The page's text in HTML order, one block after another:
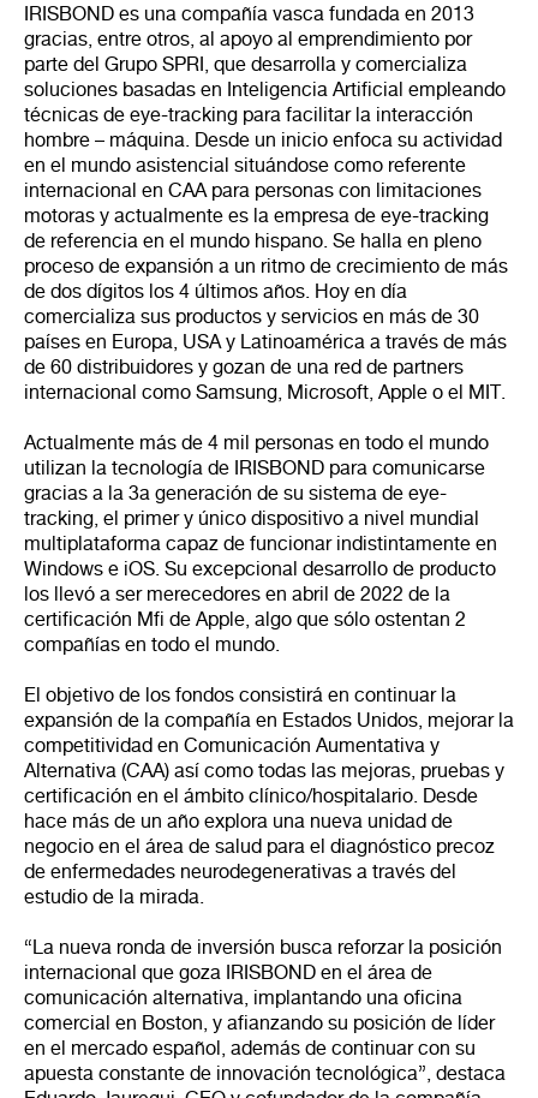
IRISBOND es una compañía vasca fundada en 2013
gracias, entre otros, al apoyo al emprendimiento por
parte del Grupo SPRI, que desarrolla y comercializa
soluciones basadas en Inteligencia Artificial empleando
técnicas de eye-tracking para facilitar la interacción
hombre – máquina. Desde un inicio enfoca su actividad
en el mundo asistencial situándose como referente
internacional en CAA para personas con limitaciones
motoras y actualmente es la empresa de eye-tracking
de referencia en el mundo hispano. Se halla en pleno
proceso de expansión a un ritmo de crecimiento de más
de dos dígitos los 4 últimos años. Hoy en día
comercializa sus productos y servicios en más de 30
países en Europa, USA y Latinoamérica a través de más
de 60 distribuidores y gozan de una red de partners
internacional como Samsung, Microsoft, Apple o el MIT.
Actualmente más de 4 mil personas en todo el mundo
utilizan la tecnología de IRISBOND para comunicarse
gracias a la 3a generación de su sistema de eye-
tracking, el primer y único dispositivo a nivel mundial
multiplataforma capaz de funcionar indistintamente en
Windows e iOS. Su excepcional desarrollo de producto
los llevó a ser merecedores en abril de 2022 de la
certificación Mfi de Apple, algo que sólo ostentan 2
compañías en todo el mundo.
El objetivo de los fondos consistirá en continuar la
expansión de la compañía en Estados Unidos, mejorar la
competitividad en Comunicación Aumentativa y
Alternativa (CAA) así como todas las mejoras, pruebas y
certificación en el ámbito clínico/hospitalario. Desde
hace más de un año explora una nueva unidad de
negocio en el área de salud para el diagnóstico precoz
de enfermedades neurodegenerativas a través del
estudio de la mirada.
“La nueva ronda de inversión busca reforzar la posición
internacional que goza IRISBOND en el área de
comunicación alternativa, implantando una oficina
comercial en Boston, y afianzando su posición de líder
en el mercado español, además de continuar con su
apuesta constante de innovación tecnológica”, destaca